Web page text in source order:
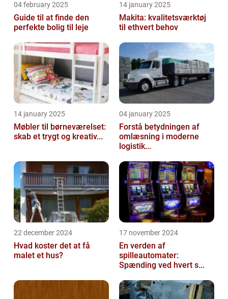
04 february 2025
Guide til at finde den
perfekte bolig til leje
14 january 2025
Makita: kvalitetsværktøj
til ethvert behov
14 january 2025
Møbler til børneværelset:
skab et trygt og kreativ...
04 january 2025
Forstå betydningen af
omlæsning i moderne
logistik...
22 december 2024
Hvad koster det at få
malet et hus?
17 november 2024
En verden af
spilleautomater:
Spænding ved hvert s...